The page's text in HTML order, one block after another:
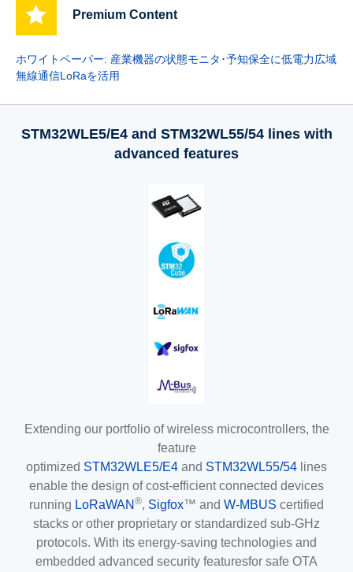
Premium Content
ホワイトペーパー: 産業機器の状態モニタ･予知保全に低電力広域
無線通信LoRaを活用
STM32WLE5/E4 and STM32WL55/54 lines with
advanced features
Extending our portfolio of wireless microcontrollers, the
feature
optimized STM32WLE5/E4 and STM32WL55/54 lines
enable the design of cost-efficient connected devices
running LoRaWAN ®, Sigfox™ and W-MBUS certified
stacks or other proprietary or standardized sub-GHz
protocols. With its energy-saving technologies and
embedded advanced security featuresfor safe OTA